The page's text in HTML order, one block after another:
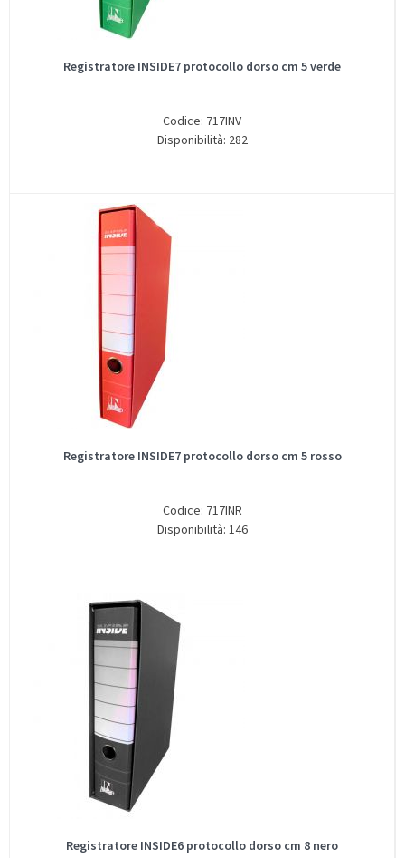
Registratore INSIDE7 protocollo dorso cm 5 verde
Codice: 717INV
Disponibilità: 282
Registratore INSIDE7 protocollo dorso cm 5 rosso
Codice: 717INR
Disponibilità: 146
Registratore INSIDE6 protocollo dorso cm 8 nero